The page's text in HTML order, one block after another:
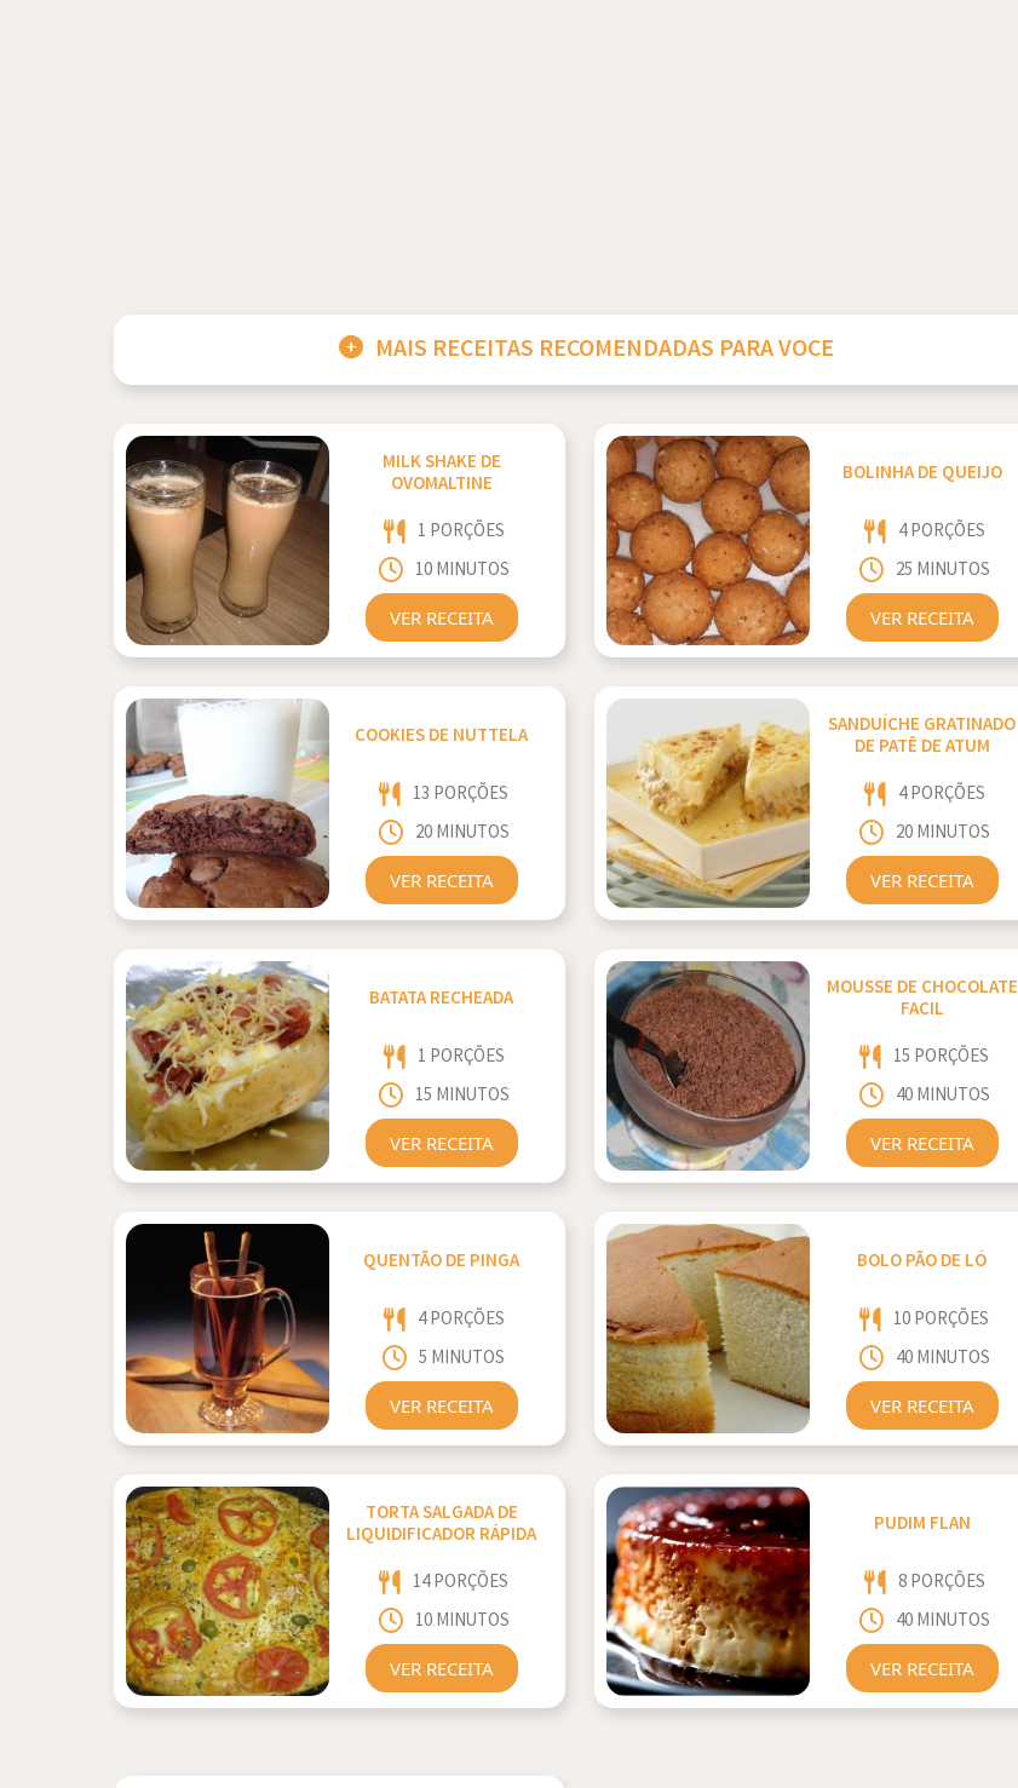
MAIS RECEITAS RECOMENDADAS PARA VOCE
MILK SHAKE DE
OVOMALTINE
1 PORÇÕES
10 MINUTOS
VER RECEITA
BOLINHA DE QUEIJO
4 PORÇÕES
25 MINUTOS
VER RECEITA
COOKIES DE NUTTELA
13 PORÇÕES
20 MINUTOS
VER RECEITA
SANDUÍCHE GRATINADO
DE PATÊ DE ATUM
4 PORÇÕES
20 MINUTOS
VER RECEITA
BATATA RECHEADA
1 PORÇÕES
15 MINUTOS
VER RECEITA
MOUSSE DE CHOCOLATE
FACIL
15 PORÇÕES
40 MINUTOS
VER RECEITA
QUENTÃO DE PINGA
4 PORÇÕES
5 MINUTOS
VER RECEITA
BOLO PÃO DE LÓ
10 PORÇÕES
40 MINUTOS
VER RECEITA
TORTA SALGADA DE
LIQUIDIFICADOR RÁPIDA
14 PORÇÕES
10 MINUTOS
VER RECEITA
PUDIM FLAN
8 PORÇÕES
40 MINUTOS
VER RECEITA